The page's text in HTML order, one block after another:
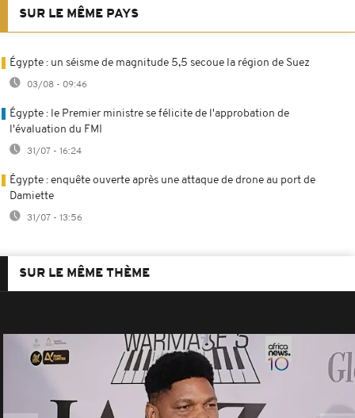
SUR LE MÊME PAYS
Égypte : un séisme de magnitude 5,5 secoue la région de Suez
03/08 - 09:46
Égypte : le Premier ministre se félicite de l'approbation de
l'évaluation du FMI
31/07 - 16:24
Égypte : enquête ouverte après une attaque de drone au port de
Damiette
31/07 - 13:56
SUR LE MÊME THÈME